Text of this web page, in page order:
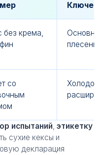
без крема,
плесень
со
испытаний, этикетку
сухие кексы и
декларация